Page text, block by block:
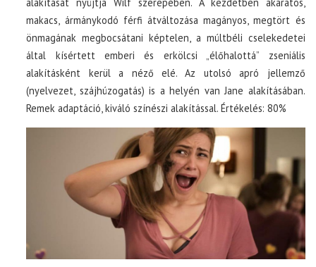
alakítását nyújtja Wilf szerepében. A kezdetben akaratos,
makacs, ármánykodó férfi átváltozása magányos, megtört és
önmagának megbocsátani képtelen, a múltbéli cselekedetei
által kísértett emberi és erkölcsi „élőhalottá” zseniális
alakításként kerül a néző elé. Az utolsó apró jellemző
(nyelvezet, szájhúzogatás) is a helyén van Jane alakításában.
Remek adaptáció, kiváló színészi alakítással. Értékelés: 80%